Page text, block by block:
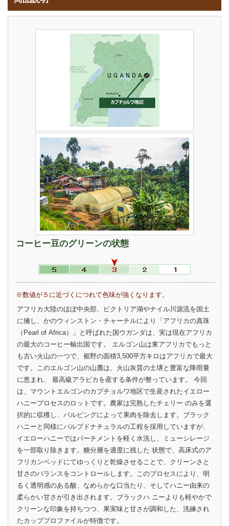
コーヒー豆のグリーンの状態
※数値が５に近づくにつれて色味が強くなります。
アフリカ大陸のほぼ中央部、ビクトリア湖やナイル川源流を国土
に擁し、かのウィンストン・チャーチルにより「アフリカの真珠
（Pearl of Africa）」と呼ばれた国ウガンダは、実は現在アフリカ
の最大のコーヒー輸出国です。 エルゴン山は東アフリカでもっと
も古い火山の一つで、裾野の面積3,500平方キロはアフリカで最大
です。このエルゴン山の山麓は、火山灰質の土壌と豊富な降雨量
に恵まれ、 最高級アラビカを産する条件が整っています。 今回
は、マウントエルゴンのカプチョルワ地区で生産されたイエロー
ハニープロセスのロットです。農家は完熟したチェリー のみを選
択的に収穫し、パルピングによって果肉を除去します。ブラック
ハニーと同様にパルプドナチュラルの工程を採用していますが、
イエローハニーではパーチメントを軽く水洗し、ミューシレージ
を一部取り除きます。糖分層を適度に残した 状態で、高床式のア
フリカンベッドにてゆっくりと乾燥させることで、クリーンさと
甘さのバランスをコントロールします。このプロセスにより、明
るく透明感のある酸、なめらかな口当たり、そしてハニー由来の
柔らかい甘さが引き出されます。ブラックハ ニーよりも軽やかで
クリーンな印象を持ちつつ、果実味と甘さが調和した、洗練され
たカッププロファイルが特徴です。